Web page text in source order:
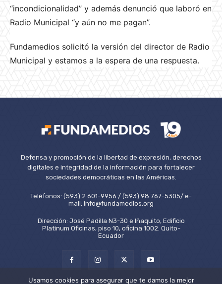
“incondicionalidad” y además denunció que laboró en
Radio Municipal “y aún no me pagan”.
Fundamedios solicitó la versión del director de Radio
Municipal y estamos a la espera de una respuesta.
Defensa y promoción de la libertad de expresión, derechos
digitales e integridad de la información para fortalecer
sociedades democráticas en las Américas.
Teléfonos: (593) 2 601-9956 / (593) 98 767-5305/ e-
mail: info@fundamedios.org
Dirección: José Padilla N3-30 e Iñaquito, Edificio
Platinum Oficinas, piso 10, oficina 1002. Quito-
Ecuador
Usamos cookies para asegurar que te damos la mejor